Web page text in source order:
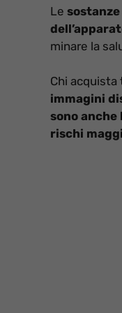
Le sostanze
minare la
Chi
immagini
sono
rischi